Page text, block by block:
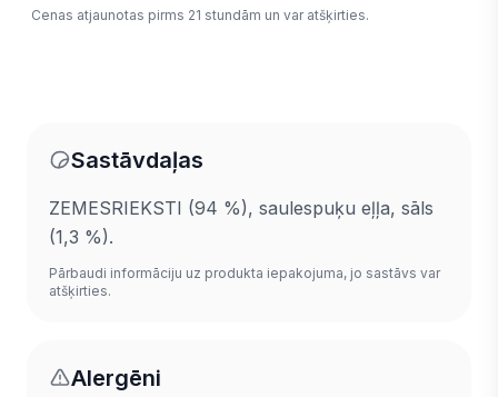
Cenas atjaunotas pirms 21 stundām un var atšķirties.
Sastāvdaļas
ZEMESRIEKSTI (94 %), saulespuķu eļļa, sāls
(1,3 %).
Pārbaudi informāciju uz produkta iepakojuma, jo sastāvs var
atšķirties.
Alergēni